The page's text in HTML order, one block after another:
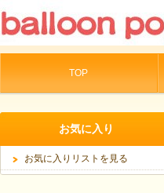
TOP
お気に入り
お気に入りリストを見る